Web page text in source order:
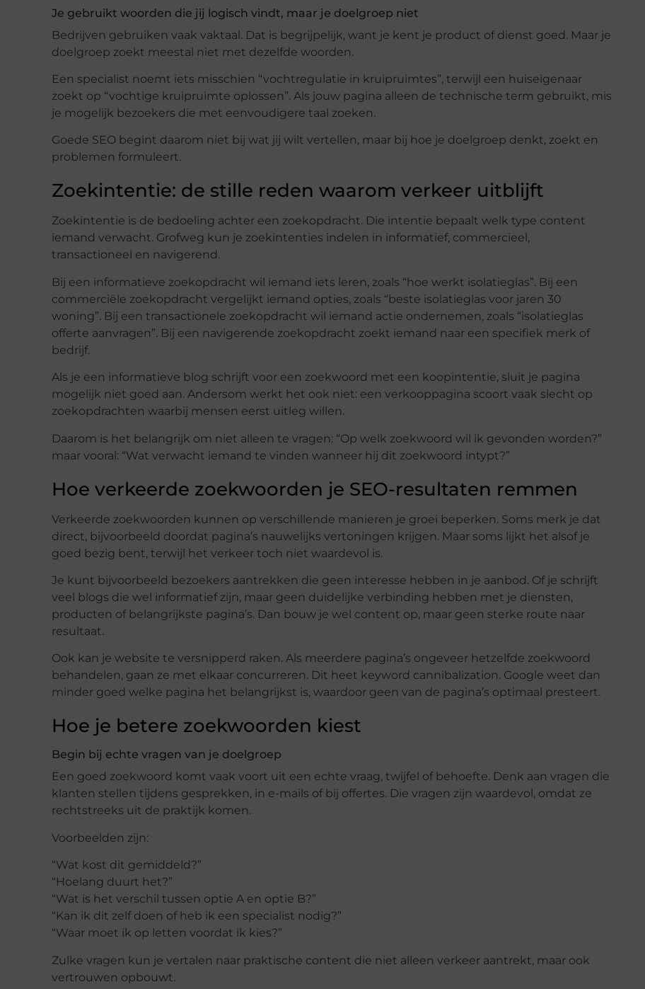
Je gebruikt woorden die jij logisch vindt, maar je doelgroep niet
Bedrijven gebruiken vaak vaktaal. Dat is begrijpelijk, want je kent je product of dienst goed. Maar je
doelgroep zoekt meestal niet met dezelfde woorden.
Een specialist noemt iets misschien “vochtregulatie in kruipruimtes”, terwijl een huiseigenaar
zoekt op “vochtige kruipruimte oplossen”. Als jouw pagina alleen de technische term gebruikt, mis
je mogelijk bezoekers die met eenvoudigere taal zoeken.
Goede SEO begint daarom niet bij wat jij wilt vertellen, maar bij hoe je doelgroep denkt, zoekt en
problemen formuleert.
Zoekintentie: de stille reden waarom verkeer uitblijft
Zoekintentie is de bedoeling achter een zoekopdracht. Die intentie bepaalt welk type content
iemand verwacht. Grofweg kun je zoekintenties indelen in informatief, commercieel,
transactioneel en navigerend.
Bij een informatieve zoekopdracht wil iemand iets leren, zoals “hoe werkt isolatieglas”. Bij een
commerciële zoekopdracht vergelijkt iemand opties, zoals “beste isolatieglas voor jaren 30
woning”. Bij een transactionele zoekopdracht wil iemand actie ondernemen, zoals “isolatieglas
offerte aanvragen”. Bij een navigerende zoekopdracht zoekt iemand naar een specifiek merk of
bedrijf.
Als je een informatieve blog schrijft voor een zoekwoord met een koopintentie, sluit je pagina
mogelijk niet goed aan. Andersom werkt het ook niet: een verkooppagina scoort vaak slecht op
zoekopdrachten waarbij mensen eerst uitleg willen.
Daarom is het belangrijk om niet alleen te vragen: “Op welk zoekwoord wil ik gevonden worden?”
maar vooral: “Wat verwacht iemand te vinden wanneer hij dit zoekwoord intypt?”
Hoe verkeerde zoekwoorden je SEO-resultaten remmen
Verkeerde zoekwoorden kunnen op verschillende manieren je groei beperken. Soms merk je dat
direct, bijvoorbeeld doordat pagina’s nauwelijks vertoningen krijgen. Maar soms lijkt het alsof je
goed bezig bent, terwijl het verkeer toch niet waardevol is.
Je kunt bijvoorbeeld bezoekers aantrekken die geen interesse hebben in je aanbod. Of je schrijft
veel blogs die wel informatief zijn, maar geen duidelijke verbinding hebben met je diensten,
producten of belangrijkste pagina’s. Dan bouw je wel content op, maar geen sterke route naar
resultaat.
Ook kan je website te versnipperd raken. Als meerdere pagina’s ongeveer hetzelfde zoekwoord
behandelen, gaan ze met elkaar concurreren. Dit heet keyword cannibalization. Google weet dan
minder goed welke pagina het belangrijkst is, waardoor geen van de pagina’s optimaal presteert.
Hoe je betere zoekwoorden kiest
Begin bij echte vragen van je doelgroep
Een goed zoekwoord komt vaak voort uit een echte vraag, twijfel of behoefte. Denk aan vragen die
klanten stellen tijdens gesprekken, in e-mails of bij offertes. Die vragen zijn waardevol, omdat ze
rechtstreeks uit de praktijk komen.
Voorbeelden zijn:
“Wat kost dit gemiddeld?”
“Hoelang duurt het?”
“Wat is het verschil tussen optie A en optie B?”
“Kan ik dit zelf doen of heb ik een specialist nodig?”
“Waar moet ik op letten voordat ik kies?”
Zulke vragen kun je vertalen naar praktische content die niet alleen verkeer aantrekt, maar ook
vertrouwen opbouwt.